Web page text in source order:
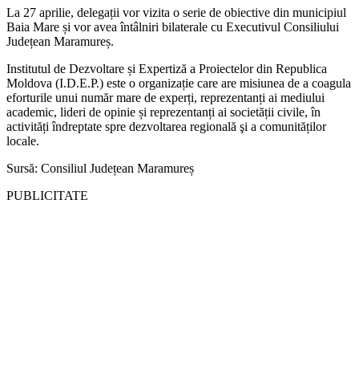
La 27 aprilie, delegații vor vizita o serie de obiective din municipiul
Baia Mare și vor avea întâlniri bilaterale cu Executivul Consiliului
Județean Ma­ramureș.
Institutul de Dezvoltare și Expertiză a Proiectelor din Republica
Moldova (I.D.E.P.) este o organizație care are misiunea de a coagula
eforturile unui număr mare de experți, reprezentanți ai me­diului
academic, lideri de opinie și reprezentanți ai societății civile, în
activități îndreptate spre dezvoltarea regională şi a comunităților
locale.
Sursă: Consiliul Județean Maramureș
PUBLICITATE